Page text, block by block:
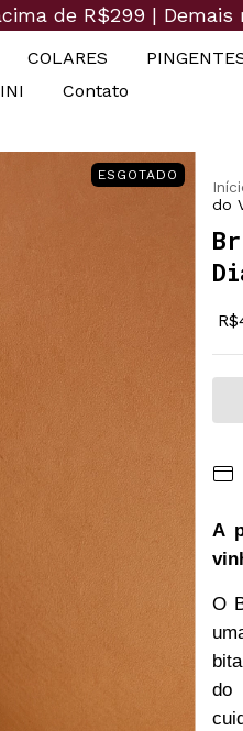
de R$299 | Demais
COLARES
Contato
ESGOTADO
do
A
O
do